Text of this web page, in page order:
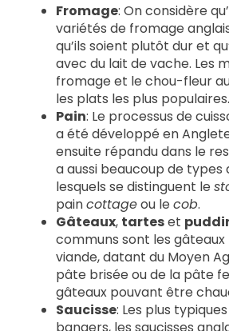
Fromage: On considère
variétés de fromage
qu’ils soient plutôt dur et
avec du lait de vache. Les
fromage et le chou-fleur
les plats les plus populaires.
Pain: Le processus de
a été développé en
ensuite répandu dans le
a aussi beaucoup de types
lesquels se distinguent le
paincottageou le cob.
Gâteaux, tarteset
communs sont les gâteaux
viande, datant du Moyen
pâte brisée ou de la pâte
gâteaux pouvant être
Saucisse: Les plus
bangers, les saucisses